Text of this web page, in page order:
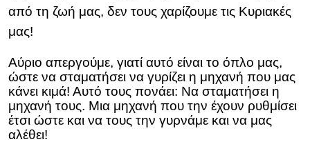
από τη ζωή μας, δεν τους χαρίζουμε τις Κυριακές
μας!
Αύριο απεργούμε, γιατί αυτό είναι το όπλο μας,
ώστε να σταματήσει να γυρίζει η μηχανή που μας
κάνει κιμά! Αυτό τους πονάει: Να σταματήσει η
μηχανή τους. Μια μηχανή που την έχουν ρυθμίσει
έτσι ώστε και να τους την γυρνάμε και να μας
αλέθει!